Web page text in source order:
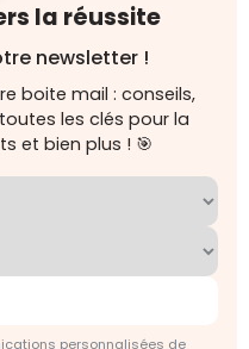
la réussite
newsletter !
boite mail : conseils,
les clés pour la
et bien plus ! 🎯
personnalisées de